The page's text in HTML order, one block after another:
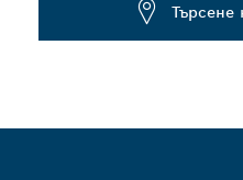
Търсене